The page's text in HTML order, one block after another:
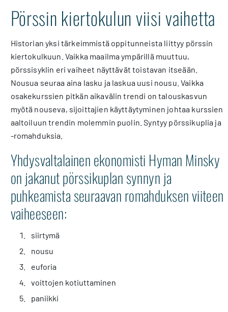
Pörssin kiertokulun viisi vaihetta
Historian yksi tärkeimmistä oppitunneista liittyy pörssin
kiertokulkuun. Vaikka maailma ympärillä muuttuu,
pörssisyklin eri vaiheet näyttävät toistavan itseään.
Nousua seuraa aina lasku ja laskua uusi nousu. Vaikka
osakekurssien pitkän aikavälin trendi on talouskasvun
myötä nouseva, sijoittajien käyttäytyminen johtaa kurssien
aaltoiluun trendin molemmin puolin. Syntyy pörssikuplia ja
-romahduksia.
Yhdysvaltalainen ekonomisti Hyman Minsky
on jakanut pörssikuplan synnyn ja
puhkeamista seuraavan romahduksen viiteen
vaiheeseen:
siirtymä
nousu
euforia
voittojen kotiuttaminen
paniikki